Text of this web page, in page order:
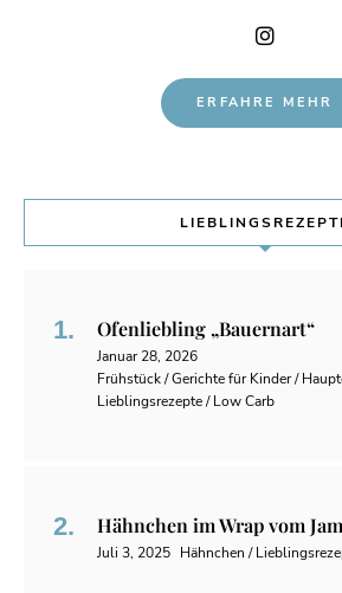
ERFAHRE MEHR
Ofenliebling „Bauernart“
Januar 28, 2026
Frühstück / Gerichte für Kinder /
Lieblingsrezepte / Low Carb
Hähnchen im Wrap vom
Juli 3, 2025 Hähnchen /